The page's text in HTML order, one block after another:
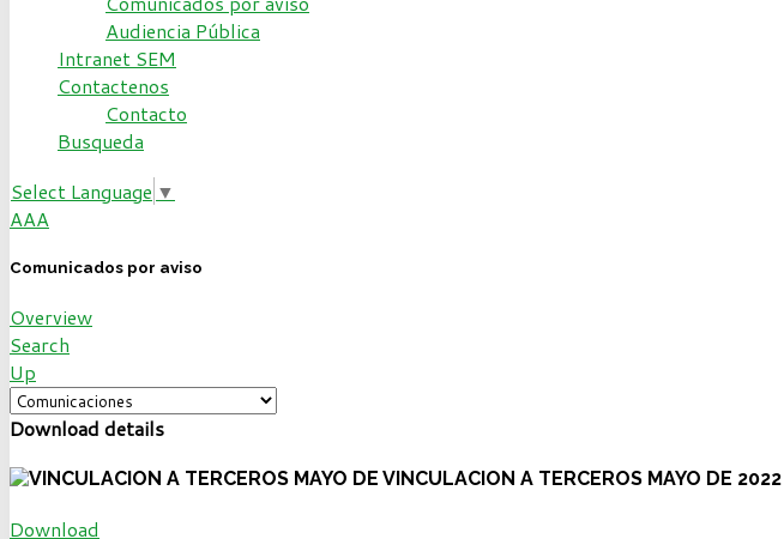
Audiencia Pública
Intranet SEM
Contactenos
Contacto
Busqueda
Select Language ▼
AAA
Comunicados por aviso
Overview
Search
Up
Download details
VINCULACION A TERCEROS MAYO DE 2022
Download